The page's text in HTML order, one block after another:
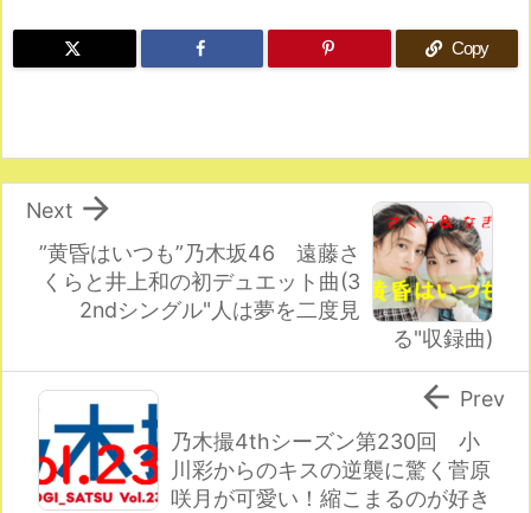
Copy
”黄昏はいつも”乃木坂46 遠藤さ
くらと井上和の初デュエット曲(3
2ndシングル"人は夢を二度見
る"収録曲)

Next
乃木撮4thシーズン第230回 小
川彩からのキスの逆襲に驚く菅原
咲月が可愛い！縮こまるのが好き
 Prev